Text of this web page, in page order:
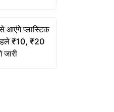
आएंगे प्लास्टिक
₹10, ₹20